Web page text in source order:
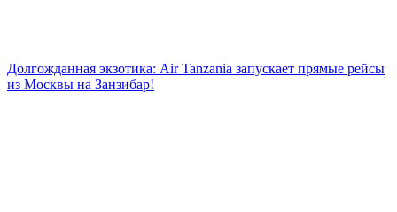
Долгожданная экзотика: Air Tanzania запускает прямые рейсы
из Москвы на Занзибар!